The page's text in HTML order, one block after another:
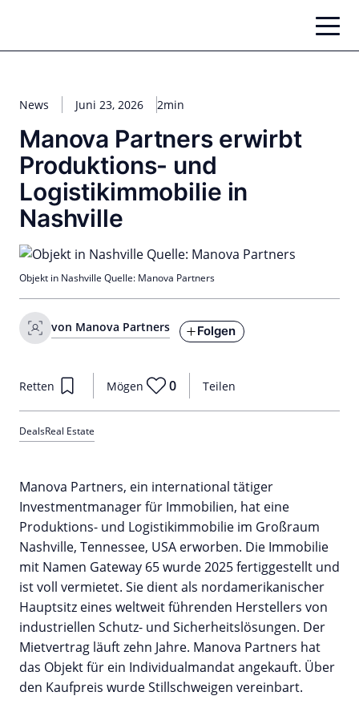
springen
News Juni 23, 2026 2min
Manova Partners erwirbt
Produktions- und
Logistikimmobilie in
Nashville
von Manova Partners Folgen
Teilen
Retten Mögen 0
DealsReal Estate
Objekt in Nashville Quelle: Manova Partners
Manova Partners, ein international tätiger
Investmentmanager für Immobilien, hat eine
Produktions- und Logistikimmobilie im Großraum
Nashville, Tennessee, USA erworben. Die Immobilie
mit Namen Gateway 65 wurde 2025 fertiggestellt und
ist voll vermietet. Sie dient als nordamerikanischer
Hauptsitz eines weltweit führenden Herstellers von
industriellen Schutz- und Sicherheitslösungen. Der
Mietvertrag läuft zehn Jahre. Manova Partners hat
das Objekt für ein Individualmandat angekauft. Über
den Kaufpreis wurde Stillschweigen vereinbart.